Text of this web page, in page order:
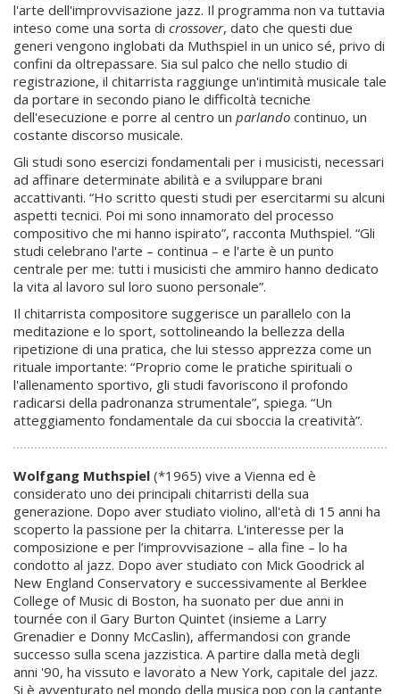
l'arte dell'improvvisazione jazz. Il programma non va tuttavia
inteso come una sorta di crossover, dato che questi due
generi vengono inglobati da Muthspiel in un unico sé, privo di
confini da oltrepassare. Sia sul palco che nello studio di
registrazione, il chitarrista raggiunge un'intimità musicale tale
da portare in secondo piano le difficoltà tecniche
dell'esecuzione e porre al centro un parlando continuo, un
costante discorso musicale.
Gli studi sono esercizi fondamentali per i musicisti, necessari
ad affinare determinate abilità e a sviluppare brani
accattivanti. “Ho scritto questi studi per esercitarmi su alcuni
aspetti tecnici. Poi mi sono innamorato del processo
compositivo che mi hanno ispirato”, racconta Muthspiel. “Gli
studi celebrano l'arte – continua – e l'arte è un punto
centrale per me: tutti i musicisti che ammiro hanno dedicato
la vita al lavoro sul loro suono personale”.
Il chitarrista compositore suggerisce un parallelo con la
meditazione e lo sport, sottolineando la bellezza della
ripetizione di una pratica, che lui stesso apprezza come un
rituale importante: “Proprio come le pratiche spirituali o
l'allenamento sportivo, gli studi favoriscono il profondo
radicarsi della padronanza strumentale”, spiega. “Un
atteggiamento fondamentale da cui sboccia la creatività”.
Wolfgang Muthspiel (*1965) vive a Vienna ed è
considerato uno dei principali chitarristi della sua
generazione. Dopo aver studiato violino, all'età di 15 anni ha
scoperto la passione per la chitarra. L'interesse per la
composizione e per l’improvvisazione – alla fine – lo ha
condotto al jazz. Dopo aver studiato con Mick Goodrick al
New England Conservatory e successivamente al Berklee
College of Music di Boston, ha suonato per due anni in
tournée con il Gary Burton Quintet (insieme a Larry
Grenadier e Donny McCaslin), affermandosi con grande
successo sulla scena jazzistica. A partire dalla metà degli
anni '90, ha vissuto e lavorato a New York, capitale del jazz.
Si è avventurato nel mondo della musica pop con la cantante